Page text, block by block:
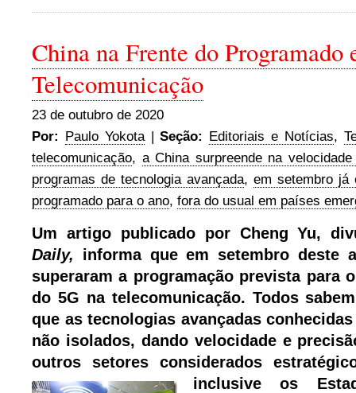
China na Frente do Programado
Telecomunicação
23 de outubro de 2020
Por: Paulo Yokota|Seção: Editoriais e Notícias,
telecomunicação, a China surpreende na
programas de tecnologia avançada, em setembro já
programado para o ano, fora do usual em países
Um artigo publicado por Cheng Yu,
Daily, informa que em setembro deste
superaram a programação prevista para
do 5G na telecomunicação. Todos
que as tecnologias avançadas
não isolados, dando velocidade e
outros setores considerados
inclusive os